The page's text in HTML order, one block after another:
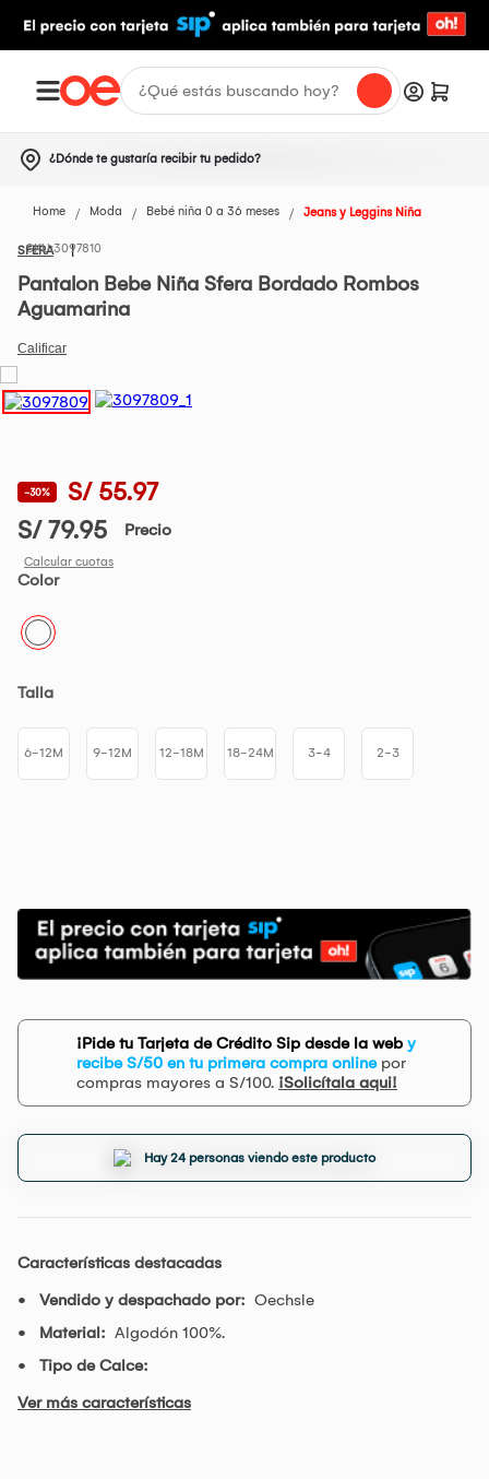
¿Dónde te gustaría recibir tu pedido?
Home Moda Bebé niña 0 a 36 meses Jeans y Leggins Niña
SFERA3097810
Pantalon Bebe Niña Sfera Bordado Rombos
Aguamarina
-30%
S/ 55.97
S/ 79.95
Precio
Calcular cuotas
Color
Talla
6-12M 9-12M 12-18M 18-24M 3-4 2-3
¡Pide tu Tarjeta de Crédito Sip desde la web y
recibe S/50 en tu primera compra onlinepor
compras mayores a S/100. ¡Solicítala aqui!
Hay 24 personas viendo este producto
Características destacadas
Vendido y despachado por: Oechsle
Material: Algodón 100%.
Tipo de Calce:
Ver más características